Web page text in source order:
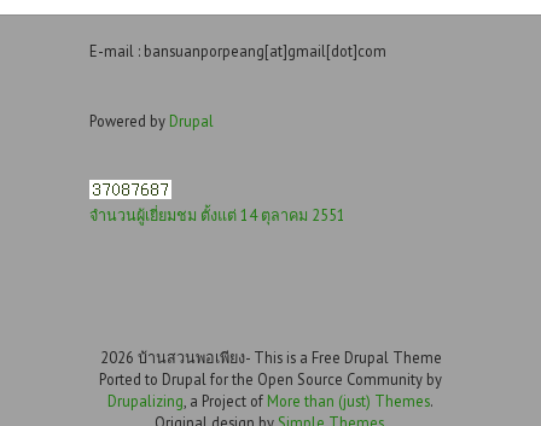
E-mail : bansuanporpeang[at]gmail[dot]com
Powered by Drupal
จำนวนผู้เยี่ยมชม ตั้งแต่ 14 ตุลาคม 2551
2026 บ้านสวนพอเพียง- This is a Free Drupal Theme
Ported to Drupal for the Open Source Community by
Drupalizing , a Project of More than (just) Themes.